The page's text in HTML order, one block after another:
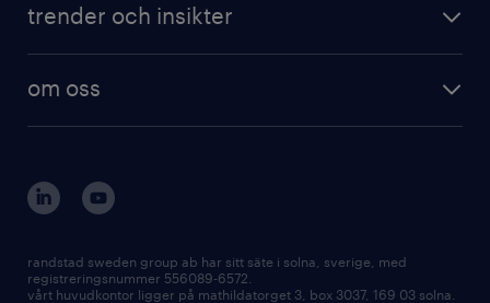
trender och insikter
om oss
randstad sweden group ab har sitt säte i solna, sverige, med
registreringsnummer 556089-6572.
vårt huvudkontor ligger på mathildatorget 3, box 3037, 169 03 solna.